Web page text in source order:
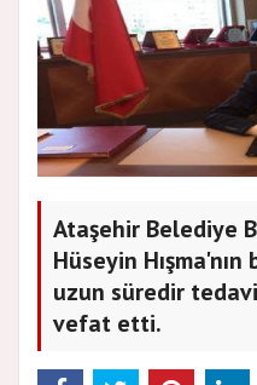
Ataşehir Belediye
Hüseyin Hışma'nın
uzun süredir
vefat etti.